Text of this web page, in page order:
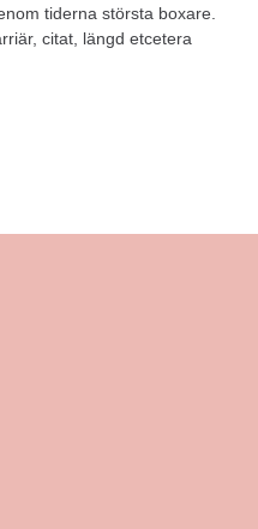
tiderna största boxare.
citat, längd etcetera